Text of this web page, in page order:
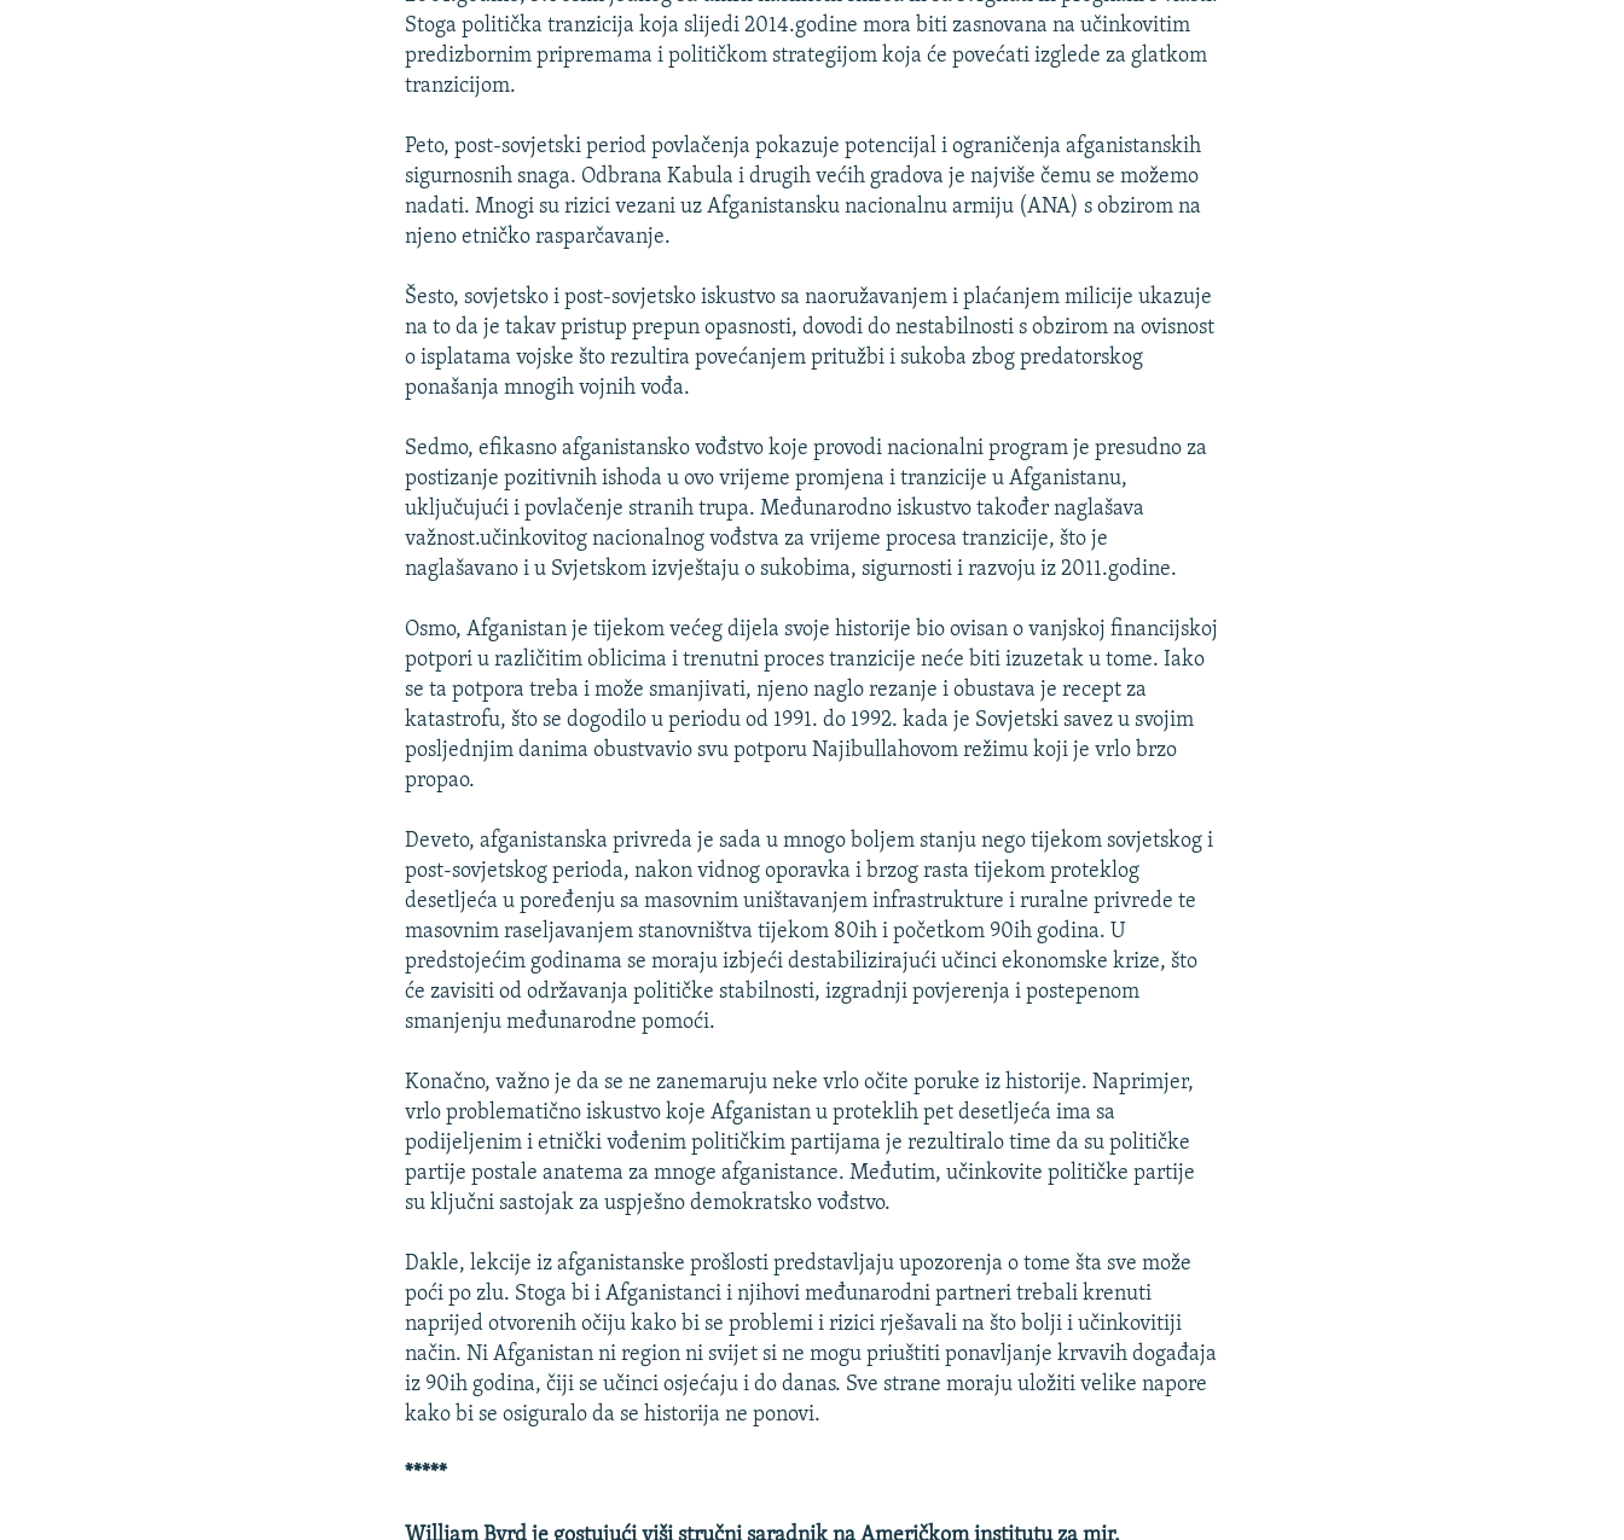
Stoga politička tranzicija koja slijedi 2014.godine mora biti zasnovana na učinkovitim
predizbornim pripremama i političkom strategijom koja će povećati izglede za glatkom
tranzicijom.
Peto, post-sovjetski period povlačenja pokazuje potencijal i ograničenja afganistanskih
sigurnosnih snaga. Odbrana Kabula i drugih većih gradova je najviše čemu se možemo
nadati. Mnogi su rizici vezani uz Afganistansku nacionalnu armiju (ANA) s obzirom na
njeno etničko rasparčavanje.
Šesto, sovjetsko i post-sovjetsko iskustvo sa naoružavanjem i plaćanjem milicije ukazuje
na to da je takav pristup prepun opasnosti, dovodi do nestabilnosti s obzirom na ovisnost
o isplatama vojske što rezultira povećanjem pritužbi i sukoba zbog predatorskog
ponašanja mnogih vojnih vođa.
Sedmo, efikasno afganistansko vođstvo koje provodi nacionalni program je presudno za
postizanje pozitivnih ishoda u ovo vrijeme promjena i tranzicije u Afganistanu,
uključujući i povlačenje stranih trupa. Međunarodno iskustvo također naglašava
važnost.učinkovitog nacionalnog vođstva za vrijeme procesa tranzicije, što je
naglašavano i u Svjetskom izvještaju o sukobima, sigurnosti i razvoju iz 2011.godine.
Osmo, Afganistan je tijekom većeg dijela svoje historije bio ovisan o vanjskoj financijskoj
potpori u različitim oblicima i trenutni proces tranzicije neće biti izuzetak u tome. Iako
se ta potpora treba i može smanjivati, njeno naglo rezanje i obustava je recept za
katastrofu, što se dogodilo u periodu od 1991. do 1992. kada je Sovjetski savez u svojim
posljednjim danima obustvavio svu potporu Najibullahovom režimu koji je vrlo brzo
propao.
Deveto, afganistanska privreda je sada u mnogo boljem stanju nego tijekom sovjetskog i
post-sovjetskog perioda, nakon vidnog oporavka i brzog rasta tijekom proteklog
desetljeća u poređenju sa masovnim uništavanjem infrastrukture i ruralne privrede te
masovnim raseljavanjem stanovništva tijekom 80ih i početkom 90ih godina. U
predstojećim godinama se moraju izbjeći destabilizirajući učinci ekonomske krize, što
će zavisiti od održavanja političke stabilnosti, izgradnji povjerenja i postepenom
smanjenju međunarodne pomoći.
Konačno, važno je da se ne zanemaruju neke vrlo očite poruke iz historije. Naprimjer,
vrlo problematično iskustvo koje Afganistan u proteklih pet desetljeća ima sa
podijeljenim i etnički vođenim političkim partijama je rezultiralo time da su političke
partije postale anatema za mnoge afganistance. Međutim, učinkovite političke partije
su ključni sastojak za uspješno demokratsko vođstvo.
Dakle, lekcije iz afganistanske prošlosti predstavljaju upozorenja o tome šta sve može
poći po zlu. Stoga bi i Afganistanci i njihovi međunarodni partneri trebali krenuti
naprijed otvorenih očiju kako bi se problemi i rizici rješavali na što bolji i učinkovitiji
način. Ni Afganistan ni region ni svijet si ne mogu priuštiti ponavljanje krvavih događaja
iz 90ih godina, čiji se učinci osjećaju i do danas. Sve strane moraju uložiti velike napore
kako bi se osiguralo da se historija ne ponovi.
*****